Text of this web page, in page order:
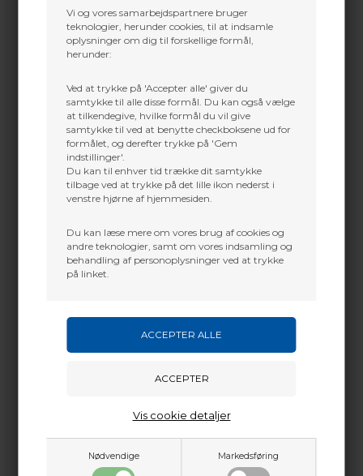
Vi og vores samarbejdspartnere bruger
teknologier, herunder cookies, til at indsamle
oplysninger om dig til forskellige formål,
herunder:
Ved at trykke på 'Accepter alle' giver du
samtykke til alle disse formål. Du kan også vælge
at tilkendegive, hvilke formål du vil give
samtykke til ved at benytte checkboksene ud for
formålet, og derefter trykke på 'Gem
indstillinger'.
Du kan til enhver tid trække dit samtykke
tilbage ved at trykke på det lille ikon nederst i
venstre hjørne af hjemmesiden.
Du kan læse mere om vores brug af cookies og
andre teknologier, samt om vores indsamling og
behandling af personoplysninger ved at trykke
på linket.
Nødvendige Markedsføring
Vis cookie detaljer
Dette passer godt sammen.
DKK 3,83DKK